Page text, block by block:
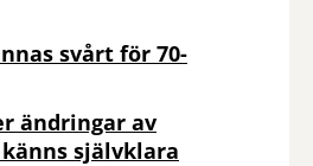
svårt för 70-
ändringar av
självklara